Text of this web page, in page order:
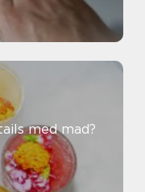
med mad?